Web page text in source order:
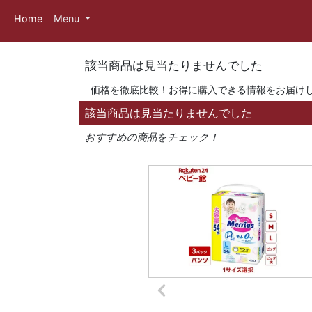
Home Menu
該当商品は見当たりませんでした
価格を徹底比較！お得に購入できる情報をお届け
該当商品は見当たりませんでした
おすすめの商品をチェック！